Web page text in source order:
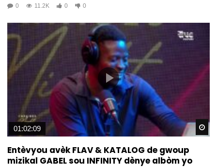
0
11.2K 0 0
01:02:09
Entèvyou avèk FLAV & KATALOG de gwoup
mizikal GABEL sou INFINITY dènye albòm yo